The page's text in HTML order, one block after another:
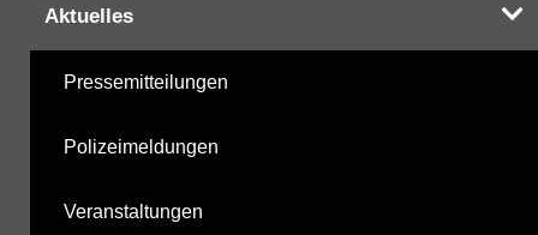
Aktuelles
Pressemitteilungen
Polizeimeldungen
Veranstaltungen